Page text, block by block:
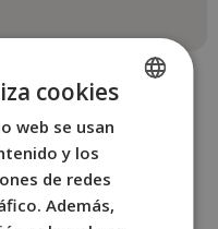
de
SPANISH
FRENCH
cookies
web se usan
y los
de redes
Además,